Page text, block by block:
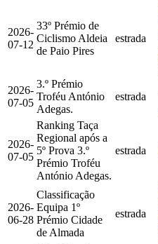
2026-
07-12
33º Prémio de
Ciclismo Aldeia
de Paio Pires
estrada
2026-
07-05
3.º Prémio
Troféu António
Adegas.
estrada
2026-
07-05
Ranking Taça
Regional após a
5º Prova 3.º
Prémio Troféu
António Adegas.
estrada
2026-
06-28
Classificação
Equipa 1º
Prémio Cidade
de Almada
estrada